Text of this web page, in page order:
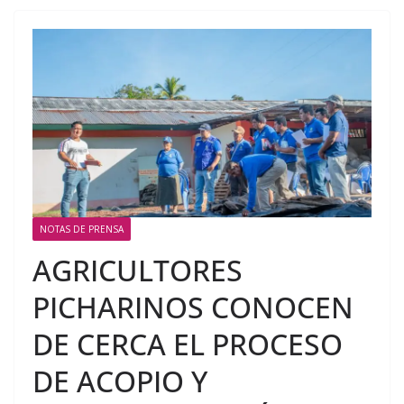
NOTAS DE PRENSA
AGRICULTORES
PICHARINOS CONOCEN
DE CERCA EL PROCESO
DE ACOPIO Y